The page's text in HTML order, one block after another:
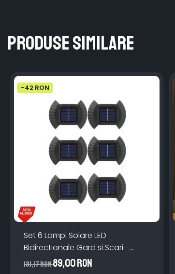
Produse similare
-42 RON
Set 6 Lampi Solare LED
Bidirectionale Gard si Scari -
200mAh, IP65, Alb Cald, Senzor
131,17 RON89,00 RON